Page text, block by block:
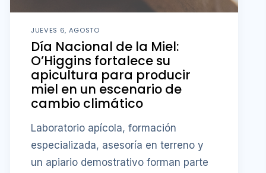
JUEVES 6, AGOSTO
Día Nacional de la Miel:
O’Higgins fortalece su
apicultura para producir
miel en un escenario de
cambio climático
Laboratorio apícola, formación
especializada, asesoría en terreno y
un apiario demostrativo forman parte